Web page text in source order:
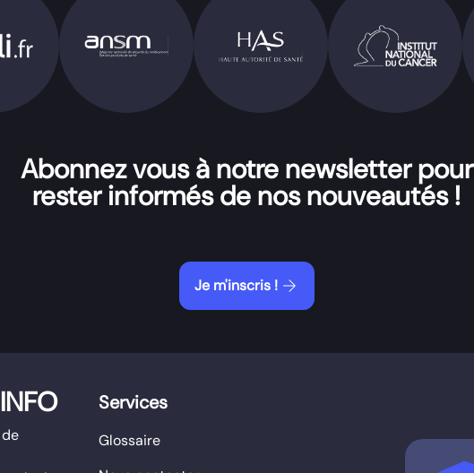
Abonnez vous à notre newsletter pour
rester informés de nos nouveautés !
Je m'inscris ! arrow_forward
Services
Glossaire